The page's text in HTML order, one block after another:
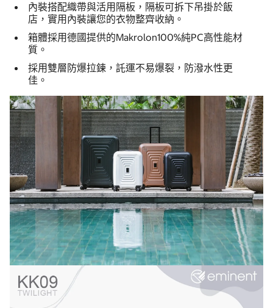
內裝搭配織帶與活用隔板，隔板可拆下吊掛於飯
店，實用內裝讓您的衣物整齊收納。
箱體採用德國提供的Makrolon100%純PC高性能材
質。
採用雙層防爆拉鍊，託運不易爆裂，防潑水性更
佳。